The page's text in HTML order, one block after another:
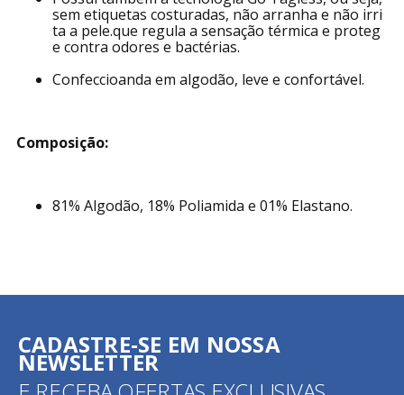
Cós elástico largo, em cores vibrantes, com logo
da marca.
Possui também a tecnologia Go Tagless, ou seja,
sem etiquetas costuradas, não arranha e não irri
Confeccioanda em algodão, leve e confortável.
Composição: